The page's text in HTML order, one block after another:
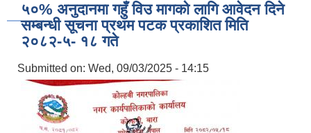
५०% अनुदानमा गहुँ विउ मागको लागि आवेदन दिने
सम्बन्धी सूचना प्रथम पटक प्रकाशित मिति
२०८२-५- १८ गते
Submitted on: Wed, 09/03/2025 - 14:15